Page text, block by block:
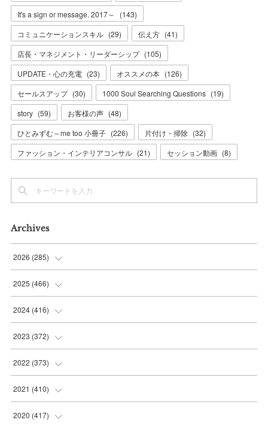
It's a sign or message. 2017～
(143)
コミュニケーションスキル (29) 伝え方 (41)
店長・マネジメント・リーダーシップ (105)
UPDATE・心の充電 (23) オススメの本 (126)
セールスアップ (30) 1000 Soul Searching Questions (19)
story (59) お客様の声 (48)
ひとみずむ～me too 小冊子 (226) 片付け・掃除 (32)
ファッション・インテリアコンサル (21) セッション動画 (8)
Archives
2026 (285)
(6)
(36
(37
(42
2025 (466)
(56
(37
(35
(36
2024 (416)
(38
(39
(38
(36
2023 (372)
(31
(30
(30
2022 (373)
(31
(33
2021 (410)
(32
2020 (417)